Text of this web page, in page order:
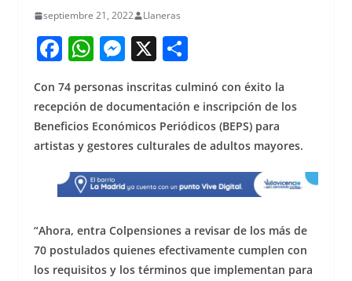
septiembre 21, 2022 Llaneras
F
c
e
b
o
o
k
W
at
s
A
p
p
M
e
ss
e
n
g
er
X S
h
ar
e
Con 74 personas inscritas culminó con éxito la
recepción de documentación e inscripción de los
Beneficios Económicos Periódicos (BEPS) para
artistas y gestores culturales de adultos mayores.
“Ahora, entra Colpensiones a revisar de los más de
70 postulados quienes efectivamente cumplen con
los requisitos y los términos que implementan para